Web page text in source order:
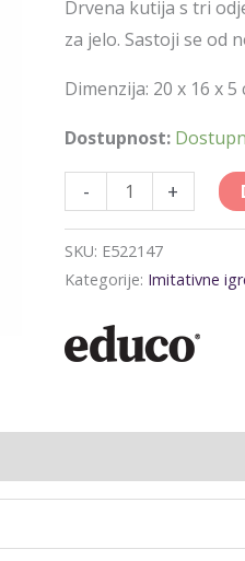
Drvena kutija s tri
za jelo. Sastoji se od
Dimenzija: 20 x 16 x 5
Dostupnost:
- +
SKU: E522147
Kategorije: Imitativne